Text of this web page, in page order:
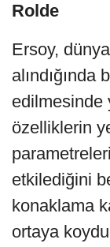
Rolde
Ersoy,
edilmesinde
özelliklerin
etkilediğini
konaklama
ortaya